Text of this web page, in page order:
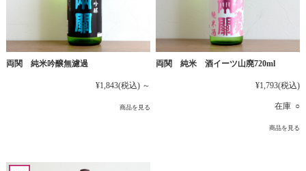
両関 純米吟醸無濾過
¥1,843(税込) ～
商品を見る
両関 純米 酒イーツ山廃720ml
¥1,793(税込)
在庫 ○
商品を見る